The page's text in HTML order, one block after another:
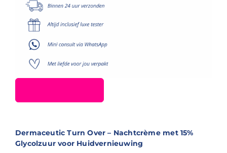
Dermaceutic Turn Over – Nachtcrème met 15%
Glycolzuur voor Huidvernieuwing